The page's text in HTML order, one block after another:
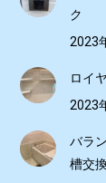
ク
2023
ロイ
2023
バラ
槽交